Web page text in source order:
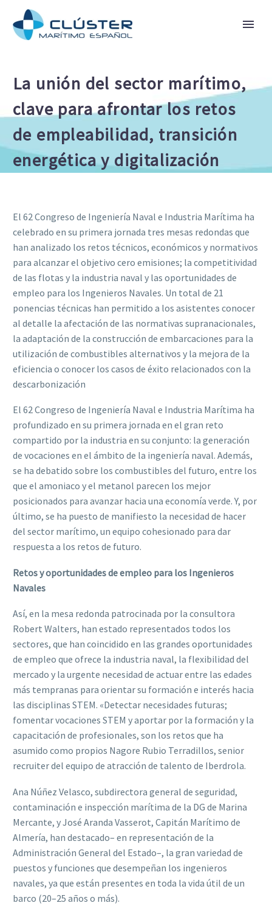
La unión del sector marítimo,
clave para afrontar los retos
de empleabilidad, transición
energética y digitalización
El 62 Congreso de Ingeniería Naval e Industria Marítima ha
celebrado en su primera jornada tres mesas redondas que
han analizado los retos técnicos, económicos y normativos
para alcanzar el objetivo cero emisiones; la competitividad
de las flotas y la industria naval y las oportunidades de
empleo para los Ingenieros Navales. Un total de 21
ponencias técnicas han permitido a los asistentes conocer
al detalle la afectación de las normativas supranacionales,
la adaptación de la construcción de embarcaciones para la
utilización de combustibles alternativos y la mejora de la
eficiencia o conocer los casos de éxito relacionados con la
descarbonización
El 62 Congreso de Ingeniería Naval e Industria Marítima ha
profundizado en su primera jornada en el gran reto
compartido por la industria en su conjunto: la generación
de vocaciones en el ámbito de la ingeniería naval. Además,
se ha debatido sobre los combustibles del futuro, entre los
que el amoniaco y el metanol parecen los mejor
posicionados para avanzar hacia una economía verde. Y, por
último, se ha puesto de manifiesto la necesidad de hacer
del sector marítimo, un equipo cohesionado para dar
respuesta a los retos de futuro.
Retos y oportunidades de empleo para los Ingenieros
Navales
Así, en la mesa redonda patrocinada por la consultora
Robert Walters, han estado representados todos los
sectores, que han coincidido en las grandes oportunidades
de empleo que ofrece la industria naval, la flexibilidad del
mercado y la urgente necesidad de actuar entre las edades
más tempranas para orientar su formación e interés hacia
las disciplinas STEM. «Detectar necesidades futuras;
fomentar vocaciones STEM y aportar por la formación y la
capacitación de profesionales, son los retos que ha
asumido como propios Nagore Rubio Terradillos, senior
recruiter del equipo de atracción de talento de Iberdrola.
Ana Núñez Velasco, subdirectora general de seguridad,
contaminación e inspección marítima de la DG de Marina
Mercante, yJosé Aranda Vasserot, Capitán Marítimo de
Almería, han destacado– en representación de la
Administración General del Estado–, la gran variedad de
puestos y funciones que desempeñan los ingenieros
navales, ya que están presentes en toda la vida útil de un
barco (20–25 años o más).